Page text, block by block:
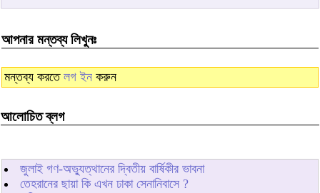
আপনার মন্তব্য লিখুনঃ
মন্তব্য করতে লগ ইন করুন
আলোচিত ব্লগ
জুলাই গণ-অভ্যুত্থানের দ্বিতীয় বার্ষিকীর ভাবনা
তেহরানের ছায়া কি এখন ঢাকা সেনানিবাসে ?